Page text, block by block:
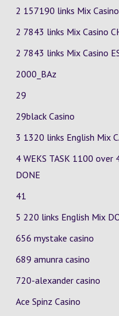
2 157190 links Mix Casino
2 7843 links Mix Casino
2 7843 links Mix Casino
2000_BAz
29
29black Casino
3 1320 links English Mix
4 WEKS TASK 1100 over
DONE
41
5 220 links English Mix
656 mystake casino
689 amunra casino
720-alexander casino
Ace Spinz Casino